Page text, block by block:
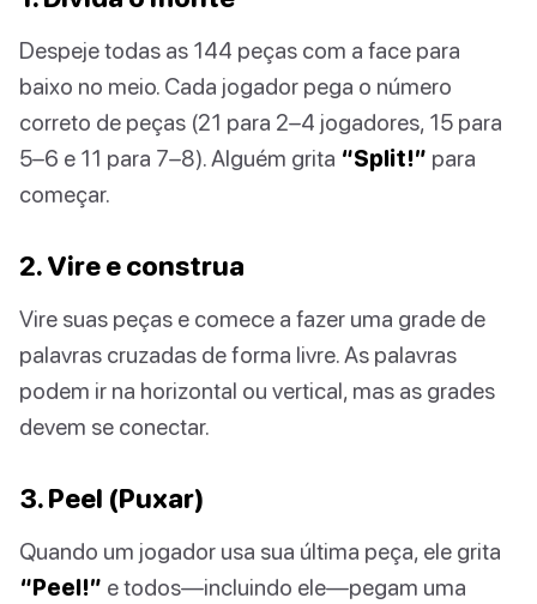
Despeje todas as 144 peças com a face para
baixo no meio. Cada jogador pega o número
correto de peças (21 para 2–4 jogadores, 15 para
5–6 e 11 para 7–8). Alguém grita “Split!” para
começar.
2. Vire e construa
Vire suas peças e comece a fazer uma grade de
palavras cruzadas de forma livre. As palavras
podem ir na horizontal ou vertical, mas as grades
devem se conectar.
3. Peel (Puxar)
Quando um jogador usa sua última peça, ele grita
“Peel!” e todos—incluindo ele—pegam uma